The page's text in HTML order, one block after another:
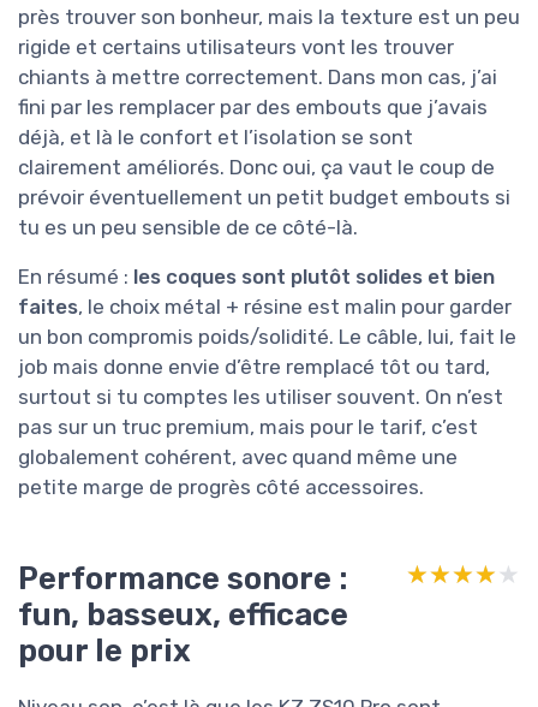
près trouver son bonheur, mais la texture est un peu
rigide et certains utilisateurs vont les trouver
chiants à mettre correctement. Dans mon cas, j’ai
fini par les remplacer par des embouts que j’avais
déjà, et là le confort et l’isolation se sont
clairement améliorés. Donc oui, ça vaut le coup de
prévoir éventuellement un petit budget embouts si
tu es un peu sensible de ce côté-là.
En résumé : les coques sont plutôt solides et bien
faites, le choix métal + résine est malin pour garder
un bon compromis poids/solidité. Le câble, lui, fait le
job mais donne envie d’être remplacé tôt ou tard,
surtout si tu comptes les utiliser souvent. On n’est
pas sur un truc premium, mais pour le tarif, c’est
globalement cohérent, avec quand même une
petite marge de progrès côté accessoires.
Performance sonore :
fun, basseux, efficace
pour le prix
★★★★★
★★★★★